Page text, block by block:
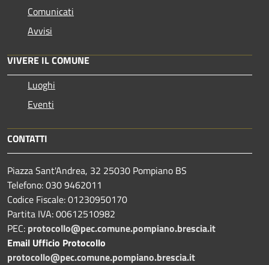
Comunicati
Avvisi
VIVERE IL COMUNE
Luoghi
Eventi
CONTATTI
Piazza Sant'Andrea, 32 25030 Pompiano BS
Telefono: 030 9462011
Codice Fiscale: 01230950170
Partita IVA: 00612510982
PEC: protocollo@pec.comune.pompiano.brescia.it
Email Ufficio Protocollo
protocollo@pec.comune.pompiano.brescia.it